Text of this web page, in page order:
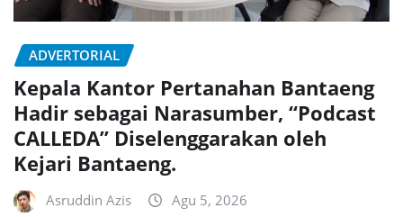
ADVERTORIAL
Kepala Kantor Pertanahan Bantaeng
Hadir sebagai Narasumber, “Podcast
CALLEDA” Diselenggarakan oleh
Kejari Bantaeng.
Asruddin Azis Agu 5, 2026